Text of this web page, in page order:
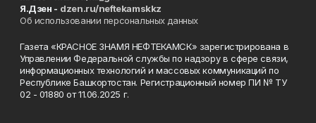
Я.Дзен - dzen.ru/neftekamskkz
Об использовании персональных данных
Газета «КРАСНОЕ ЗНАМЯ НЕФТЕКАМСК» зарегистрирована в
Управлении Федеральной службы по надзору в сфере связи,
информационных технологий и массовых коммуникаций по
Республике Башкортостан. Регистрационный номер ПИ № ТУ
02 - 01880 от 11.06.2025 г.